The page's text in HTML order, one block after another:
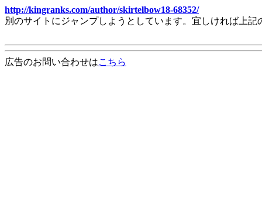
http://kingranks.com/author/skirtelbow18-68352/
別のサイトにジャンプしようとしています。宜しければ上
広告のお問い合わせはこちら